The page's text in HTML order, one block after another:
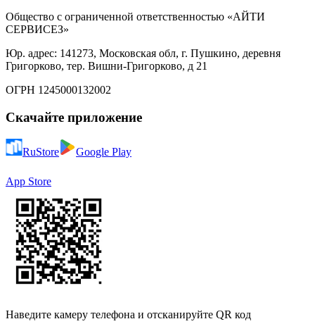
Общество с ограниченной ответственностью «АЙТИ
СЕРВИСЕЗ»
Юр. адрес: 141273, Московская обл, г. Пушкино, деревня
Григорково, тер. Вишни-Григорково, д 21
ОГРН 1245000132002
Скачайте приложение
RuStore Google Play
App Store
Наведите камеру телефона и отсканируйте QR код